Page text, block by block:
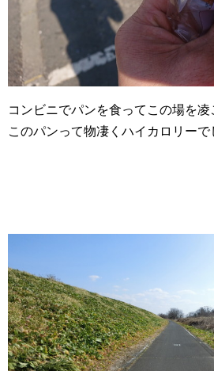
コンビニでパンを食ってこの場を
このパンって物凄くハイカロリーで